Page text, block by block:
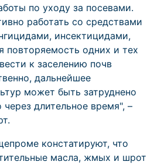
по уходу за посевами.
работать со средствами
инсектицидами,
повторяемость одних и тех
к заселению почв
дальнейшее
может быть затруднено
длительное время", –
констатируют, что
масла, жмых и шрот